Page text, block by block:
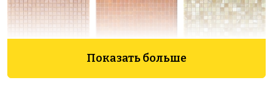
5883 руб./м²
8767 руб./м²
10400 руб./м²
Показать больше